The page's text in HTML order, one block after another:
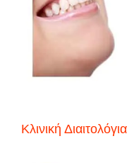
Κλινική Διαιτολόγια